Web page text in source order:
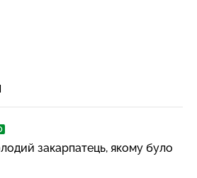
закарпатець, якому було